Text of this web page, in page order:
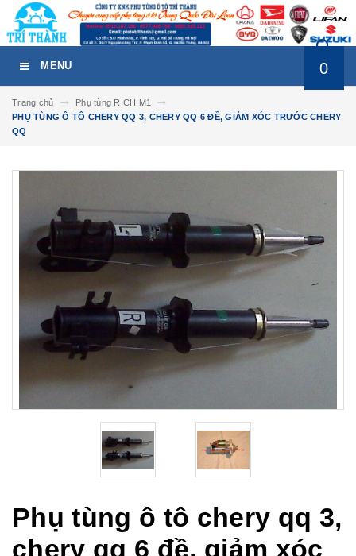
MENU 0
Trang chủ
Phụ tùng RICH M1
PHỤ TÙNG Ô TÔ CHERY QQ 3, CHERY QQ 6 ĐỀ, GIẢM XÓC TRƯỚC CHERY
QQ
Phụ tùng ô tô chery qq 3,
chery qq 6 đề, giảm xóc